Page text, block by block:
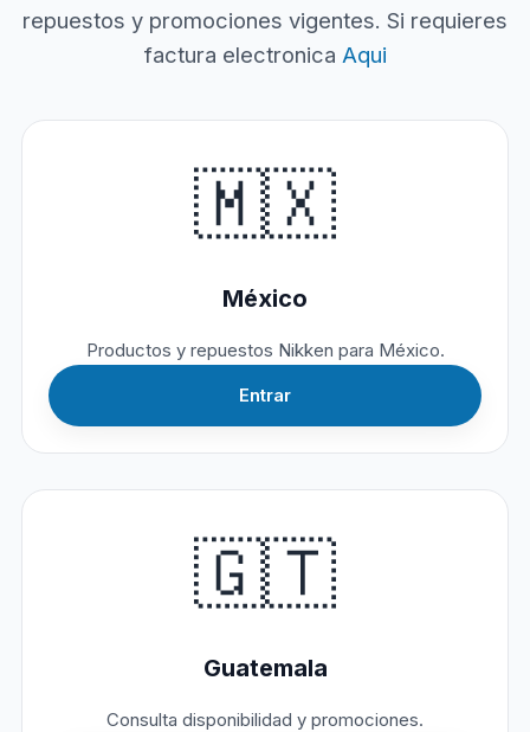
repuestos y promociones vigentes. Si requieres
factura electronica Aqui
🇲🇽
México
Productos y repuestos Nikken para México.
Entrar
🇬🇹
Guatemala
Consulta disponibilidad y promociones.